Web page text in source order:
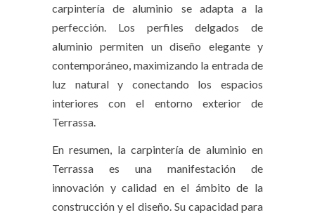
carpintería de aluminio se adapta a la
perfección. Los perfiles delgados de
aluminio permiten un diseño elegante y
contemporáneo, maximizando la entrada de
luz natural y conectando los espacios
interiores con el entorno exterior de
Terrassa.
En resumen, la carpintería de aluminio en
Terrassa es una manifestación de
innovación y calidad en el ámbito de la
construcción y el diseño. Su capacidad para